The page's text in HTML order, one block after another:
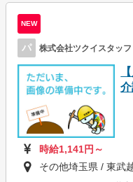
NEW
パ 株式会社ツクイスタッ
時給1,141円～
その他埼玉県 / 東武